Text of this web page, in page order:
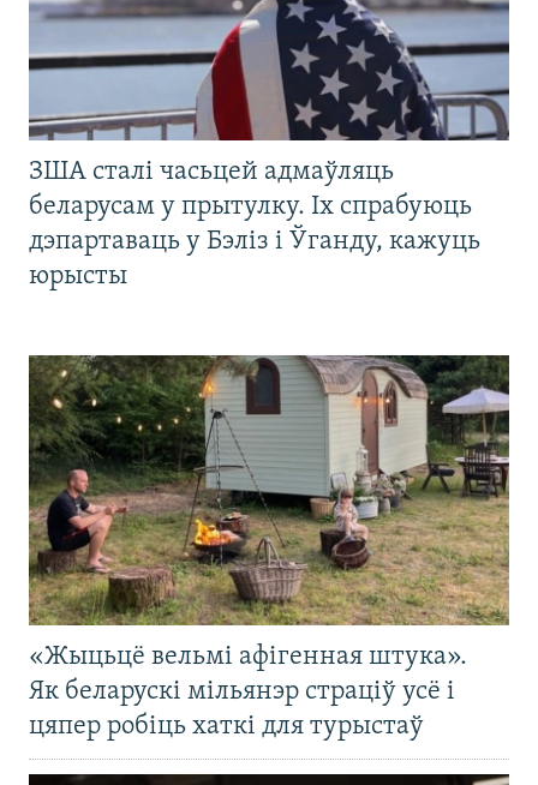
ЗША сталі часьцей адмаўляць
беларусам у прытулку. Іх спрабуюць
дэпартаваць у Бэліз і Ўганду, кажуць
юрысты
«Жыцьцё вельмі афігенная штука».
Як беларускі мільянэр страціў усё і
цяпер робіць хаткі для турыстаў